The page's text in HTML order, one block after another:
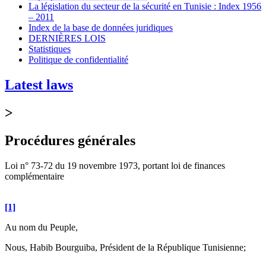
La législation du secteur de la sécurité en Tunisie : Index 1956
– 2011
Index de la base de données juridiques
DERNIÈRES LOIS
Statistiques
Politique de confidentialité
Latest laws
>
Procédures générales
Loi n° 73-72 du 19 novembre 1973, portant loi de finan­ces
complémentaire
[1]
Au nom du Peuple,
Nous, Habib Bourguiba, Président de la République Tunisienne;